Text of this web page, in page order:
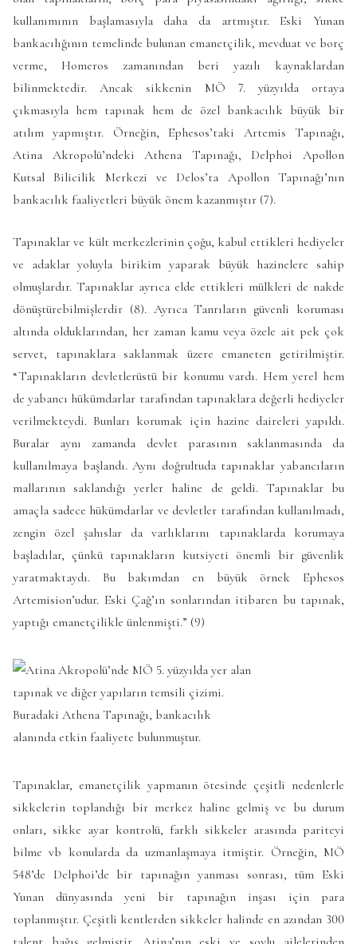
kullanımının başlamasıyla daha da artmıştır. Eski Yunan
bankacılığının temelinde bulunan emanetçilik, mevduat ve borç
verme, Homeros zamanından beri yazılı kaynaklardan
bilinmektedir. Ancak sikkenin MÖ 7. yüzyılda ortaya
çıkmasıyla hem tapınak hem de özel bankacılık büyük bir
atılım yapmıştır. Örneğin, Ephesos’taki Artemis Tapınağı,
Atina Akropolü’ndeki Athena Tapınağı, Delphoi Apollon
Kutsal Bilicilik Merkezi ve Delos’ta Apollon Tapınağı’nın
bankacılık faaliyetleri büyük önem kazanmıştır (7).
Tapınaklar ve kült merkezlerinin çoğu, kabul ettikleri hediyeler
ve adaklar yoluyla birikim yaparak büyük hazinelere sahip
olmuşlardır. Tapınaklar ayrıca elde ettikleri mülkleri de nakde
dönüştürebilmişlerdir (8). Ayrıca Tanrıların güvenli koruması
altında olduklarından, her zaman kamu veya özele ait pek çok
servet, tapınaklara saklanmak üzere emaneten getirilmiştir.
“Tapınakların devletlerüstü bir konumu vardı. Hem yerel hem
de yabancı hükümdarlar tarafından tapınaklara değerli hediyeler
verilmekteydi. Bunları korumak için hazine daireleri yapıldı.
Buralar aynı zamanda devlet parasının saklanmasında da
kullanılmaya başlandı. Aynı doğrultuda tapınaklar yabancıların
mallarının saklandığı yerler haline de geldi. Tapınaklar bu
amaçla sadece hükümdarlar ve devletler tarafından kullanılmadı,
zengin özel şahıslar da varlıklarını tapınaklarda korumaya
başladılar, çünkü tapınakların kutsiyeti önemli bir güvenlik
yaratmaktaydı. Bu bakımdan en büyük örnek Ephesos
Artemision’udur. Eski Çağ’ın sonlarından itibaren bu tapınak,
yaptığı emanetçilikle ünlenmişti.” (9)
Tapınaklar, emanetçilik yapmanın ötesinde çeşitli nedenlerle
sikkelerin toplandığı bir merkez haline gelmiş ve bu durum
onları, sikke ayar kontrolü, farklı sikkeler arasında pariteyi
bilme vb konularda da uzmanlaşmaya itmiştir. Örneğin, MÖ
548’de Delphoi’de bir tapınağın yanması sonrası, tüm Eski
Yunan dünyasında yeni bir tapınağın inşası için para
toplanmıştır. Çeşitli kentlerden sikkeler halinde en azından 300